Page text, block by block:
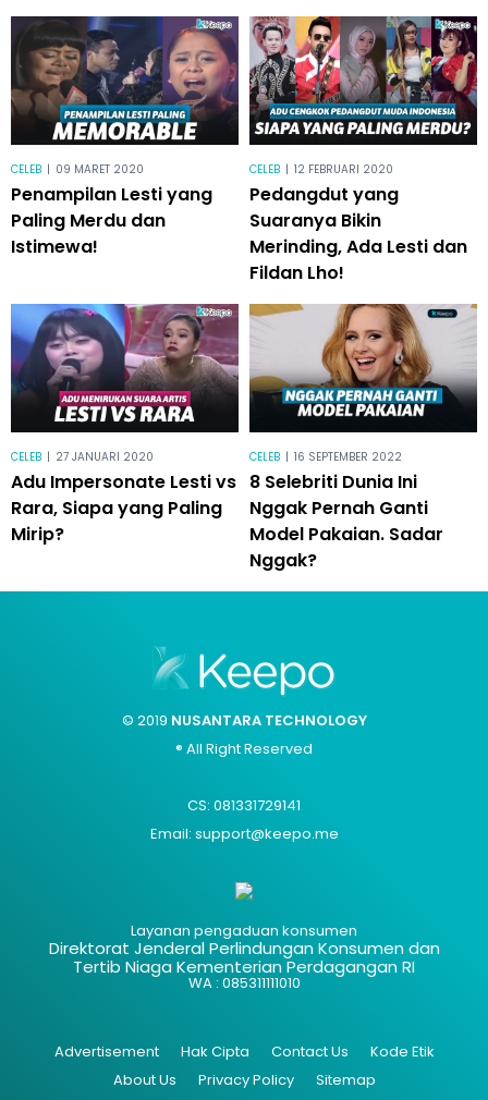
CELEB | 09 MARET 2020
Penampilan Lesti yang
Paling Merdu dan
Istimewa!
CELEB | 12 FEBRUARI 2020
Pedangdut yang
Suaranya Bikin
Merinding, Ada Lesti dan
Fildan Lho!
CELEB | 27 JANUARI 2020
Adu Impersonate Lesti vs
Rara, Siapa yang Paling
Mirip?
CELEB | 16 SEPTEMBER 2022
8 Selebriti Dunia Ini
Nggak Pernah Ganti
Model Pakaian. Sadar
Nggak?
© 2019 NUSANTARA TECHNOLOGY
® All Right Reserved
CS: 081331729141
Email: support@keepo.me
Layanan pengaduan konsumen
Direktorat Jenderal Perlindungan Konsumen dan
Tertib Niaga Kementerian Perdagangan RI
WA : 085311111010
Advertisement Hak Cipta Contact Us
Kode Etik
About Us
Privacy Policy Sitemap